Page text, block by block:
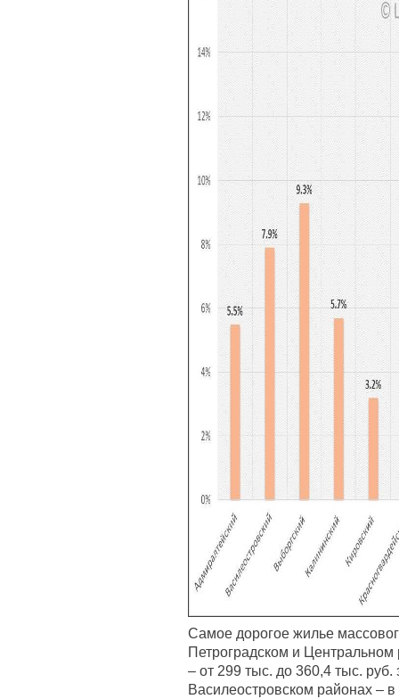
Самое дорогое жилье
Петроградском и Центральном
– от 299 тыс. до 360,4 тыс.
Василеостровском районах –